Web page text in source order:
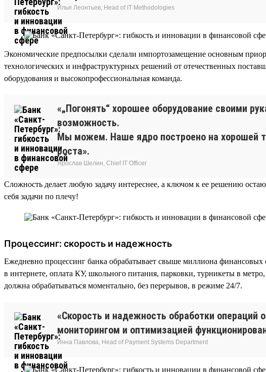
Илья Леонтьев, Head of IT Methodologies
Экономические предпосылки сделали импортозамещение основным
технологических и инфраструктурных решений от отечественных
оборудования и высокопрофессиональная команда.
«„Погонять“ хорошее оборудование своими
возможность.
Мы можем. Наше ядро построено на хорошей
роста».
Ярослав Шелин, Chief IT Officer
Сложность делает любую задачу интереснее, а ключом к ее решению
себя задачи по плечу!
Процессинг: скорость и надежность
Ежедневно процессинг банка обрабатывает свыше миллиона
в интернете, оплата КУ, школьного питания, парковки, турникеты в
должна обрабатываться моментально, без перерывов, в режиме 24/7.
«Скорость и надежность обработки операций
мониторингом и оптимизацией
Инна Павлова, Head of Payment Systems Department